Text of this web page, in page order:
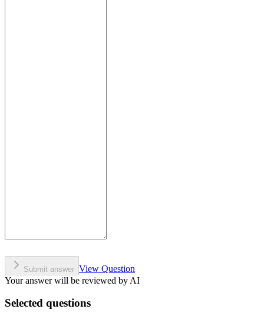
Submit answer View Question
Your answer will be reviewed by AI
Selected questions